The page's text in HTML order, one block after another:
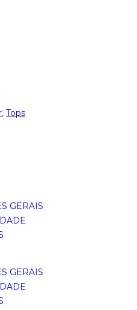
, Tops
GERAIS
GERAIS